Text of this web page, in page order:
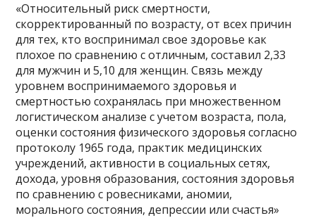
«Относительный риск смертности,
скорректированный по возрасту, от всех причин
для тех, кто воспринимал свое здоровье как
плохое по сравнению с отличным, составил 2,33
для мужчин и 5,10 для женщин. Связь между
уровнем воспринимаемого здоровья и
смертностью сохранялась при множественном
логистическом анализе с учетом возраста, пола,
оценки состояния физического здоровья согласно
протоколу 1965 года, практик медицинских
учреждений, активности в социальных сетях,
дохода, уровня образования, состояния здоровья
по сравнению с ровесниками, аномии,
морального состояния, депрессии или счастья»